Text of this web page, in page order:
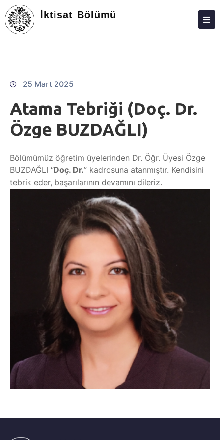
İktisat Bölümü
KIŞILER
LISANS
LISANSÜSTÜ
ARAŞTIRMA
TOPLUMA KATKI
ADAY ÖĞRENCILER
25 Mart 2025
Atama Tebriği (Doç. Dr.
Özge BUZDAĞLI)
Bölümümüz öğretim üyelerinden Dr. Öğr. Üyesi Özge
BUZDAĞLI “Doç. Dr.” kadrosuna atanmıştır. Kendisini
tebrik eder, başarılarının devamını dileriz.